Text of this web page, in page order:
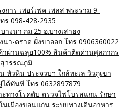
าร เพอร์เฟค เพลส พระราม 9-
ร 098-428-2935
งนา กม.25 อ.บางเสาธง
า-ตราด ฝั่งขาออก โทร 0906360022
ผ่านฉลุย100% สินค้าติดด่านศุลกากร
วรรณภูมิ
วหิน ประจวบฯ ใกล้ทะเล วิวภูเขา
ด้ทันที โทร 0632897879
ทางโรคตับ ตรวจไฟโบรสแกน รักษา
เมืองขอนแก่น ระบบทางเดินอาหาร